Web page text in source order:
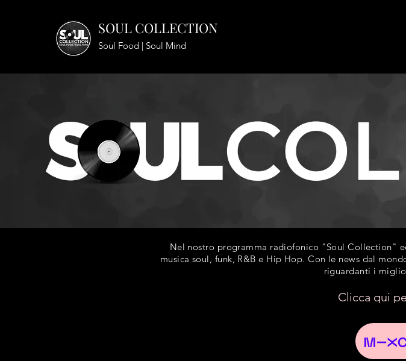
SOUL COLLECTION
Soul Food | Soul Mind
Nel nostro programma radiofonico "Soul Collection"
musica soul, funk, R&B e Hip Hop. Con le news dal
riguardanti i
Clicca qui